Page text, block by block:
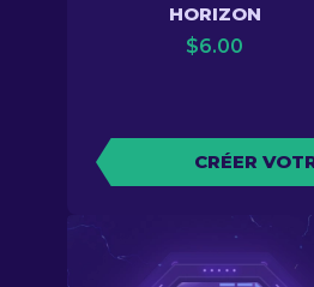
HORIZON
$6.00
CRÉER